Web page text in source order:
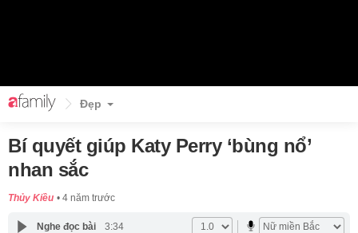
Đẹp
Bí quyết giúp Katy Perry ‘bùng nổ’
nhan sắc
Thủy Kiều 4 năm trước
Nghe đọc bài 3:34